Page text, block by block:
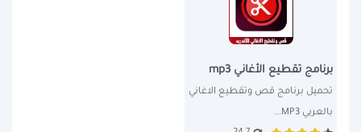
برنامج تقطيع الأغاني mp3
بالعربي MP3...